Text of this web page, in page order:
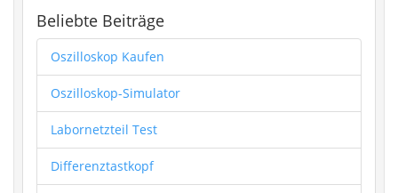
Beliebte Beiträge
Oszilloskop Kaufen
Oszilloskop-Simulator
Labornetzteil Test
Differenztastkopf